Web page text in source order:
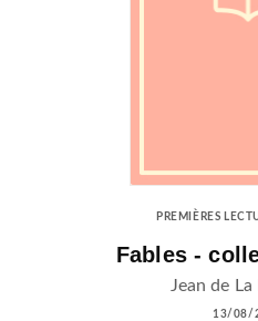
PREMIÈRES
Fables -
Jean de
13/08/